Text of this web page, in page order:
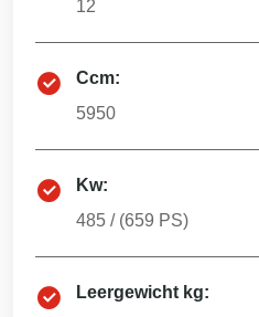
12
Ccm:
5950
Kw:
485 / (659 PS)
Leergewicht kg: